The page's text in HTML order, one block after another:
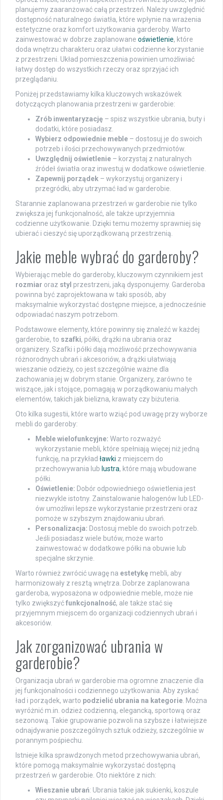
planujemy zaaranżować całą przestrzeń. Należy uwzględnić
dostępność naturalnego światła, które wpłynie na wrażenia
estetyczne oraz komfort użytkowania garderoby. Warto
zainwestować w dobrze zaplanowane oświetlenie, które
doda wnętrzu charakteru oraz ułatwi codzienne korzystanie
z przestrzeni. Układ pomieszczenia powinien umożliwiać
łatwy dostęp do wszystkich rzeczy oraz sprzyjać ich
przeglądaniu.
Poniżej przedstawiamy kilka kluczowych wskazówek
dotyczących planowania przestrzeni w garderobie:
Zrób inwentaryzację – spisz wszystkie ubrania, buty i
dodatki, które posiadasz.
Wybierz odpowiednie meble – dostosuj je do swoich
potrzeb i ilości przechowywanych przedmiotów.
Uwzględnij oświetlenie – korzystaj z naturalnych
źródeł światła oraz inwestuj w dodatkowe oświetlenie.
Zapewnij porządek – wykorzystuj organizery i
przegródki, aby utrzymać ład w garderobie.
Starannie zaplanowana przestrzeń w garderobie nie tylko
zwiększa jej funkcjonalność, ale także uprzyjemnia
codzienne użytkowanie. Dzięki temu możemy sprawniej się
ubierać i cieszyć się uporządkowaną przestrzenią.
Jakie meble wybrać do garderoby?
Wybierając meble do garderoby, kluczowym czynnikiem jest
rozmiar oraz styl przestrzeni, jaką dysponujemy. Garderoba
powinna być zaprojektowana w taki sposób, aby
maksymalnie wykorzystać dostępne miejsce, a jednocześnie
odpowiadać naszym potrzebom.
Podstawowe elementy, które powinny się znaleźć w każdej
garderobie, to szafki, półki, drążki na ubrania oraz
organizery. Szafki i półki dają możliwość przechowywania
różnorodnych ubrań i akcesoriów, a drążki ułatwiają
wieszanie odzieży, co jest szczególnie ważne dla
zachowania jej w dobrym stanie. Organizery, zarówno te
wiszące, jak i stojące, pomagają w porządkowaniu małych
elementów, takich jak bielizna, krawaty czy biżuteria.
Oto kilka sugestii, które warto wziąć pod uwagę przy wyborze
mebli do garderoby:
Meble wielofunkcyjne: Warto rozważyć
wykorzystanie mebli, które spełniają więcej niż jedną
funkcję, na przykład ławki z miejscem do
przechowywania lub lustra, które mają wbudowane
półki.
Oświetlenie: Dobór odpowiedniego oświetlenia jest
niezwykle istotny. Zainstalowanie halogenów lub LED-
ów umożliwi lepsze wykorzystanie przestrzeni oraz
pomoże w szybszym znajdowaniu ubrań.
Personalizacja: Dostosuj meble do swoich potrzeb.
Jeśli posiadasz wiele butów, może warto
zainwestować w dodatkowe półki na obuwie lub
specjalne skrzynie.
Warto również zwrócić uwagę na estetykę mebli, aby
harmonizowały z resztą wnętrza. Dobrze zaplanowana
garderoba, wyposażona w odpowiednie meble, może nie
tylko zwiększyćfunkcjonalność, ale także stać się
przyjemnym miejscem do organizacji codziennych ubrań i
akcesoriów.
Jak zorganizować ubrania w
garderobie?
Organizacja ubrań w garderobie ma ogromne znaczenie dla
jej funkcjonalności i codziennego użytkowania. Aby zyskać
ład i porządek, warto podzielić ubrania na kategorie. Można
wyróżnić m.in. odzież codzienną, elegancką, sportową oraz
sezonową. Takie grupowanie pozwoli na szybsze i łatwiejsze
odnajdywanie poszczególnych sztuk odzieży, szczególnie w
porannym pośpiechu.
Istnieje kilka sprawdzonych metod przechowywania ubrań,
które pomogą maksymalnie wykorzystać dostępną
przestrzeń w garderobie. Oto niektóre z nich:
Wieszanie ubrań: Ubrania takie jak sukienki, koszule